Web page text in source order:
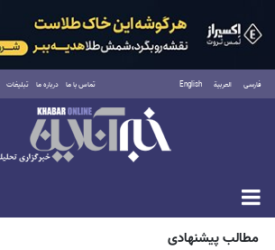
فارسی العربية English تماس با ما درباره ما تبلیغات
شنبه ۱۷ مرداد ۱۴۰۵
مطالب پیشنهادی